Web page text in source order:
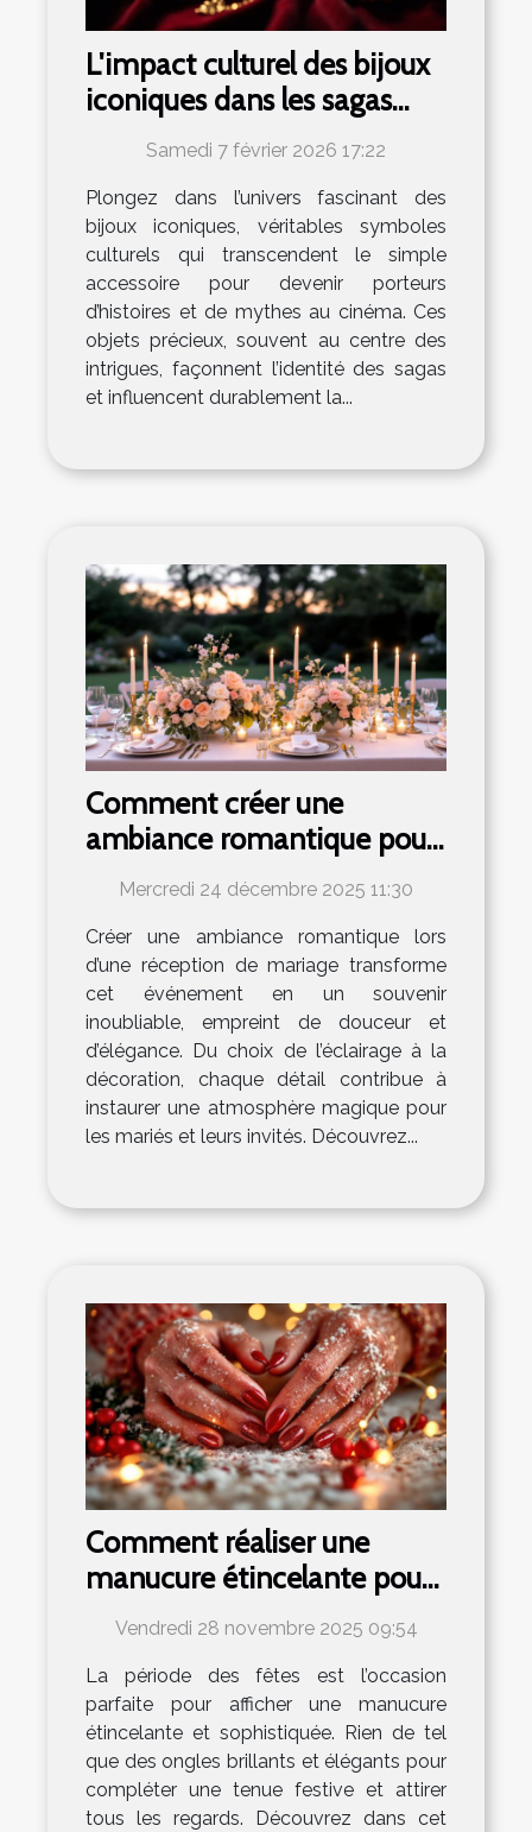
L'impact culturel des bijoux
iconiques dans les sagas
cinématographiques
Samedi 7 février 2026 17:22
Plongez dans l’univers fascinant des
bijoux iconiques, véritables symboles
culturels qui transcendent le simple
accessoire pour devenir porteurs
d’histoires et de mythes au cinéma. Ces
objets précieux, souvent au centre des
intrigues, façonnent l’identité des sagas
et influencent durablement la...
Comment créer une
ambiance romantique pour
votre réception de mariage
Mercredi 24 décembre 2025 11:30
Créer une ambiance romantique lors
d’une réception de mariage transforme
cet événement en un souvenir
inoubliable, empreint de douceur et
d’élégance. Du choix de l’éclairage à la
décoration, chaque détail contribue à
instaurer une atmosphère magique pour
les mariés et leurs invités. Découvrez...
Comment réaliser une
manucure étincelante pour
les fêtes ?
Vendredi 28 novembre 2025 09:54
La période des fêtes est l’occasion
parfaite pour afficher une manucure
étincelante et sophistiquée. Rien de tel
que des ongles brillants et élégants pour
compléter une tenue festive et attirer
tous les regards. Découvrez dans cet